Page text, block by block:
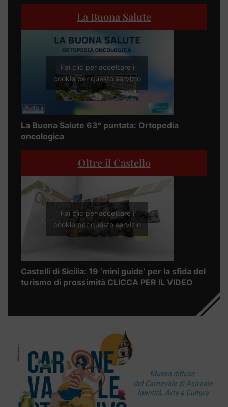
La Buona Salute
Fai clic per accettare i
cookie per questo servizio
La Buona Salute 63° puntata: Ortopedia
oncologica
Oltre il Castello
Fai clic per accettare i
cookie per questo servizio
Castelli di Sicilia: 19 ‘mini guide’ per la sfida del
turismo di prossimità CLICCA PER IL VIDEO